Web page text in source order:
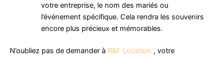
votre entreprise, le nom des mariés ou
l’événement spécifique. Cela rendra les souvenirs
encore plus précieux et mémorables.
N’oubliez pas de demander à R&F Location , votre